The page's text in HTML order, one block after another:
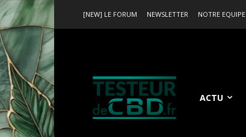
[NEW] LE FORUM NEWSLETTER NOTRE EQUIPE
ACTU